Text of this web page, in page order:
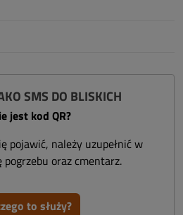
SMS DO BLISKICH
jest kod QR?
pojawić, należy uzupełnić w
oraz cmentarz.
to służy?